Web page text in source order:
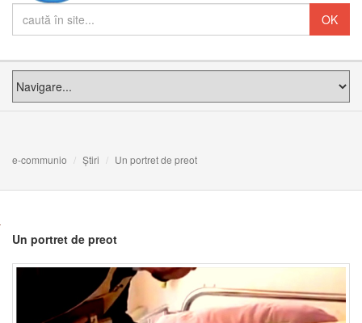
e-communio Știri Un portret de preot
Un portret de preot